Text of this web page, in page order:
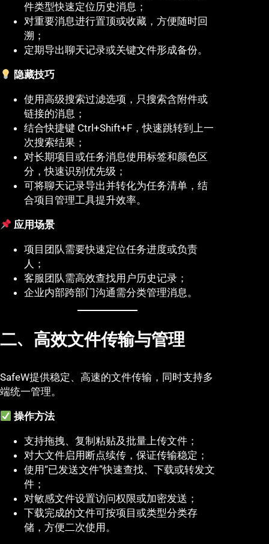
件类型快速定位历史消息；
对重要消息进行置顶或收藏，方便随时回
溯；
定期导出聊天记录或关键文件形成备份。
隐藏技巧
使用高级搜索过滤选项，只搜索含附件或
链接的消息；
结合快捷键 Ctrl+Shift+F，快速跳转到上一
次搜索结果；
对长期项目或任务消息使用标签和颜色区
分，快速识别优先级；
可将聊天记录导出并转化为任务清单，结
合项目管理工具提升效率。
应用场景
项目团队需要快速定位任务进度或负责
人；
客服团队需高效查找用户历史记录；
企业内部跨部门沟通需分类管理消息。
二、高效文件传输与管理
SafeW提供稳定、高速的文件传输，同时支持多
端统一管理。
操作方法
支持拖拽、复制粘贴及批量上传文件；
对大文件启用断点续传，保证传输稳定；
使用“已发送文件”快速查找、下载或转发文
件；
对敏感文件设置访问权限或加密发送；
下载完成的文件可按项目或类型分类存
储，方便二次使用。